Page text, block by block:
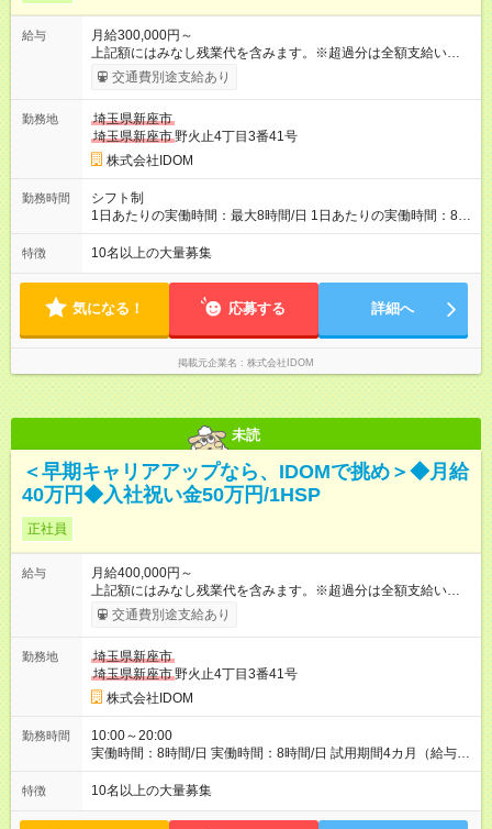
給与
月給300,000円～
上記額にはみなし残業代を含みます。※超過分は全額支給いたし
ます。 みなし残業代 40,817円 以上／月 みなし残業時間 20時間
／月 月給＋インセンティブ＋賞与 ※前職給与・経験を考慮し、
年1回 ★能力給査定年3回 ★賞与年2回／平均3ヶ月分 ★インセン
ティブ（毎月支給／年平均支給額：90万円） ★管理職昇格後：
月収目安55万円、年収650万円～1000万円前後 ◎キャリアアッ
プも応援！ 若手のうちから、様々なキャリアにチャレンジでき
るのも当社ならでは。1年後に店長になったメンバーもいます。
【試用期間】試用期間あり 試用期間の長さ：4ヶ月 雇用形態、
交通費別途支給あり
勤務地
埼玉県新座市
埼玉県新座市野火止4丁目3番41号
株式会社IDOM
勤務時間
シフト制
1日あたりの実働時間：最大8時間/日 1日あたりの実働時間：8時
間 シフト制
特徴 10名以上の大量募集
気になる！ 応募する 詳細へ
掲載元企業名 株式会社IDOM
未読
＜早期キャリアアップなら、IDOMで挑め＞◆月給
40万円◆入社祝い金50万円/1HSP
正社員
給与
月給400,000円～
上記額にはみなし残業代を含みます。※超過分は全額支給いたし
ます。 みなし残業代 51,021円 以上／月 みなし残業時間 20時間
／月 ※前職給与・経験を考慮し、決定いたします。 給与にプラ
■地域給（月2万5000円まで ※地域による） ■能力給（月最大9
万9000円） ■店長能力給（月最大35万2000円） ■インセンティ
ブ（年3回／最大140万円）※ ■子供手当（1人／月2万円～3万
円）※18歳まで ■店長手当（月2万円） ■店舗規模手当（月最大
10万円） ※インセンティブは、一部所属部署により年3回支給。
所属事業部によって、基準が異なります。 【試用期間】試用期
じです。
交通費別途支給あり
勤務地
埼玉県新座市
埼玉県新座市野火止4丁目3番41号
株式会社IDOM
勤務時間
10:00～20:00
実働時間：8時間/日 実働時間：8時間/日 試用期間4カ月（給与や
その他条件に変更なし） ※契約期間の定めなし
特徴 10名以上の大量募集